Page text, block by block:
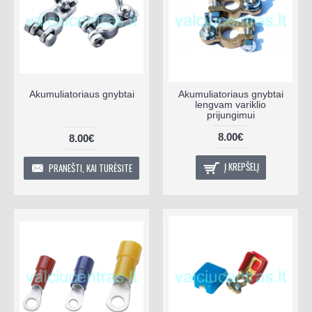
Akumuliatoriaus gnybtai
8.00€
PRANEŠTI, KAI TURĖSITE
Akumuliatoriaus gnybtai
lengvam variklio
prijungimui
8.00€
Į KREPŠELĮ